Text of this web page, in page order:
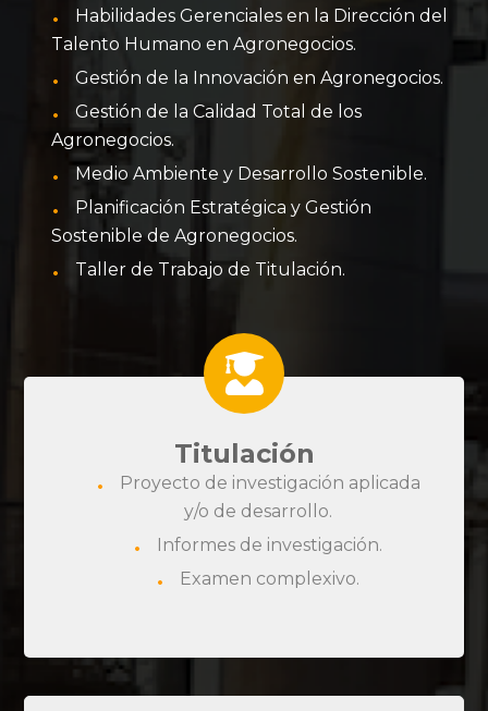
Habilidades Gerenciales en la Dirección del
Talento Humano en Agronegocios.
Gestión de la Innovación en Agronegocios.
Gestión de la Calidad Total de los
Agronegocios.
Medio Ambiente y Desarrollo Sostenible.
Planificación Estratégica y Gestión
Sostenible de Agronegocios.
Taller de Trabajo de Titulación.
Titulación
Proyecto de investigación aplicada
y/o de desarrollo.
Informes de investigación.
Examen complexivo.